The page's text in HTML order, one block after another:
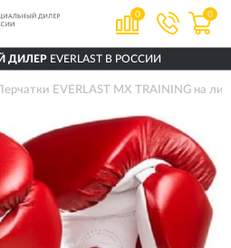
0 0
ДИЛЕР EVERLAST В РОССИИ
EVERLAST MX TRAINING на